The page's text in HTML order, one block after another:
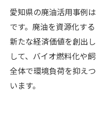
愛知県の廃油活用事例
です。廃油を資源化す
新たな経済価値を創出
して、バイオ燃料化や
全体で環境負荷を抑え
います。